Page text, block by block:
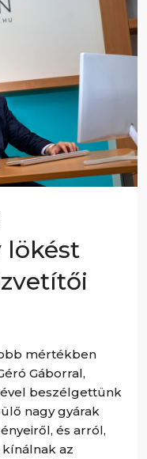
lökést
mértékben
Gáborral,
beszélgettünk
nagy gyárak
és arról,
az